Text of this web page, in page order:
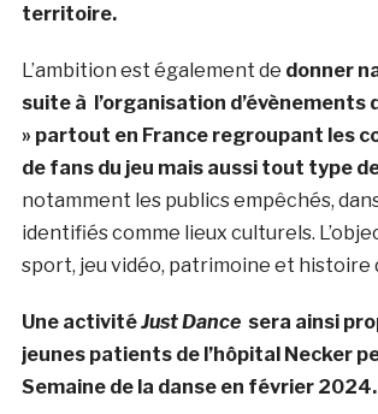
territoire.
L’ambition est également de donner
suite à l’organisation d’évènements
» partout en France regroupant les
de fans du jeu mais aussi tout type
notamment les publics empêchés,
identifiés comme lieux culturels.
sport, jeu vidéo, patrimoine et histoire
Une activitéJust Dancesera ainsi
jeunes patients de l’hôpital Necker
Semaine de la danse en février 2024.